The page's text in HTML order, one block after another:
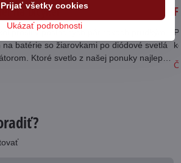
na bicykel
prešli v posledných pár rokoch prudkým
batérie so žiarovkami po diódové svetlá
Ktoré svetlo z našej ponuky najlepšie
Ukázať podrobnosti
Prijať všetky cookies